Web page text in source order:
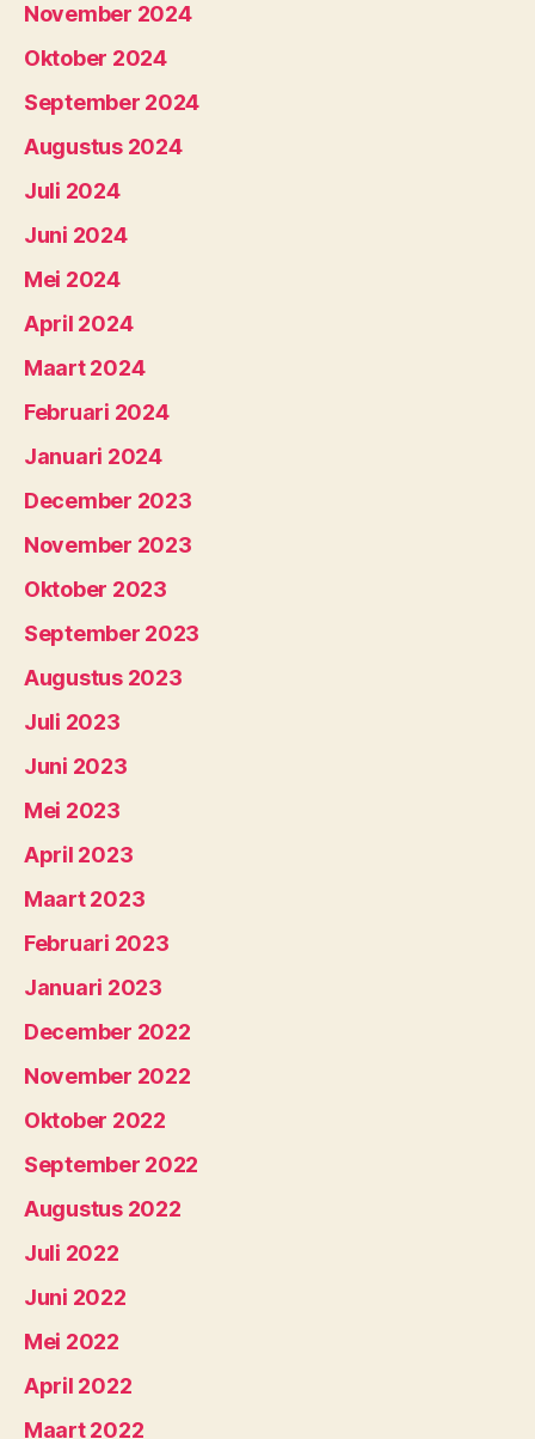
November 2024
Oktober 2024
September 2024
Augustus 2024
Juli 2024
Juni 2024
Mei 2024
April 2024
Maart 2024
Februari 2024
Januari 2024
December 2023
November 2023
Oktober 2023
September 2023
Augustus 2023
Juli 2023
Juni 2023
Mei 2023
April 2023
Maart 2023
Februari 2023
Januari 2023
December 2022
November 2022
Oktober 2022
September 2022
Augustus 2022
Juli 2022
Juni 2022
Mei 2022
April 2022
Maart 2022